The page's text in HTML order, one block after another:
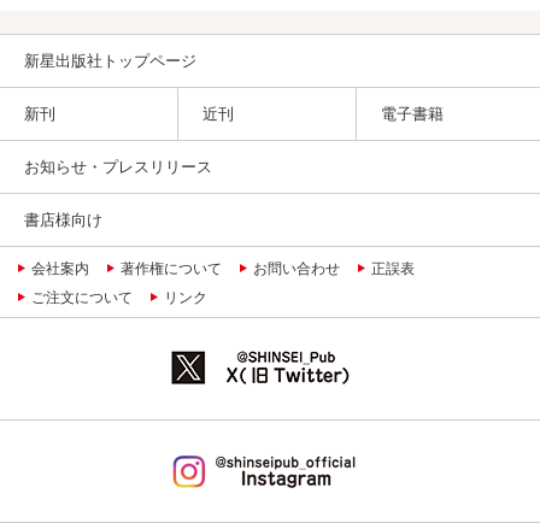
新星出版社トップページ
新刊 近刊 電子書籍
お知らせ・プレスリリース
書店様向け
会社案内 著作権について お問い合わせ
正誤表
ご注文について
リンク